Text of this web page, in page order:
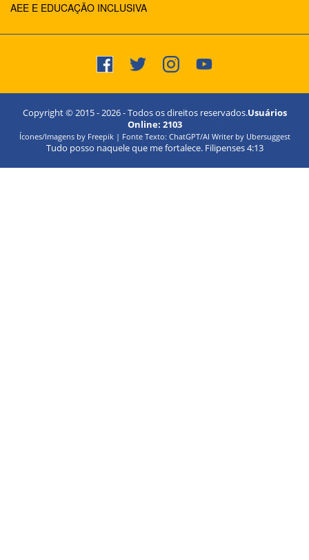
AEE E EDUCAÇÃO INCLUSIVA
Copyright © 2015 -2026- Todos os direitos reservados.Usuários
Online: 2103
Ícones/Imagens by Freepik | Fonte Texto: ChatGPT/AI Writer by Ubersuggest
Tudo posso naquele que me fortalece. Filipenses 4:13